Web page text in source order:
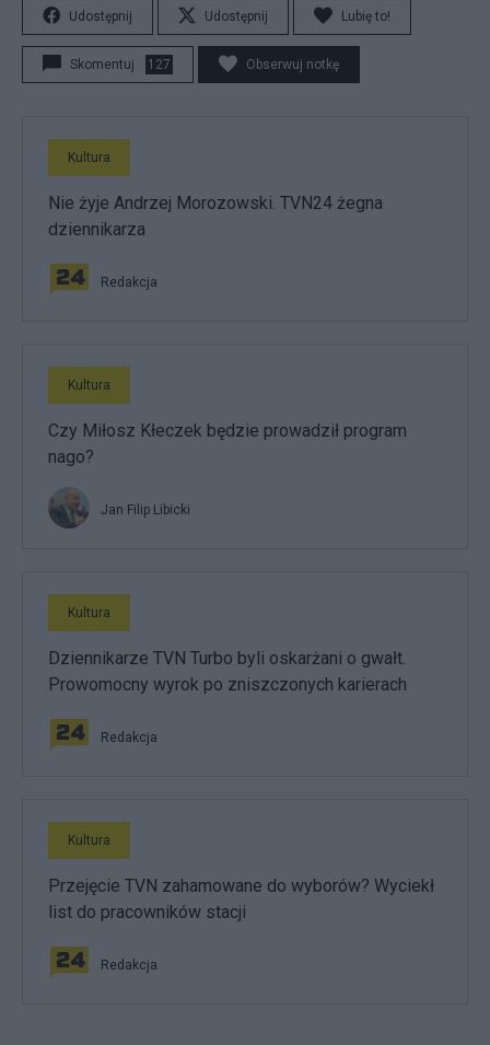
Udostępnij Udostępnij Lubię to!
Skomentuj 127 Obserwuj notkę
Kultura
Nie żyje Andrzej Morozowski. TVN24 żegna
dziennikarza
Redakcja
Kultura
Czy Miłosz Kłeczek będzie prowadził program
nago?
Jan Filip Libicki
Kultura
Dziennikarze TVN Turbo byli oskarżani o gwałt.
Prowomocny wyrok po zniszczonych karierach
Redakcja
Kultura
Przejęcie TVN zahamowane do wyborów? Wyciekł
list do pracowników stacji
Redakcja